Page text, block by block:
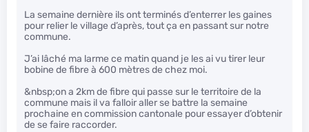
La semaine dernière ils ont terminés d’enterrer les gaines
pour relier le village d’après, tout ça en passant sur notre
commune.
J’ai lâché ma larme ce matin quand je les ai vu tirer leur
bobine de fibre à 600 mètres de chez moi.
&nbsp;on a 2km de fibre qui passe sur le territoire de la
commune mais il va falloir aller se battre la semaine
prochaine en commission cantonale pour essayer d’obtenir
de se faire raccorder.